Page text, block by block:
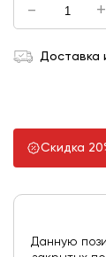
- +
Доставка
Скидка
Данную